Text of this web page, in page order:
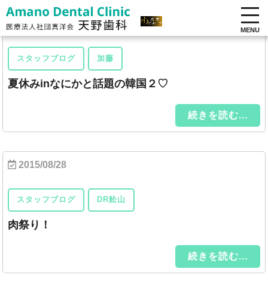
MENU
2015/08/31
スタッフブログ 加藤
夏休みinなにかと話題の韓国２♡
続きを読む...
2015/08/28
スタッフブログ DR舩山
肉祭り！
続きを読む...